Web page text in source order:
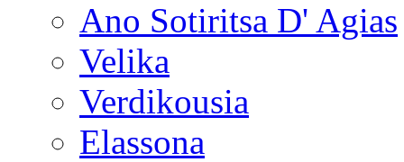
Ano Sotiritsa D' Agias
Velika
Verdikousia
Elassona